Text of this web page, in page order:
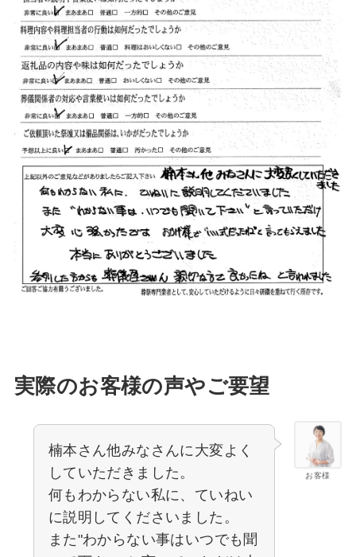
実際のお客様の声やご要望
お客様
楠本さん他みなさんに大変よく
していただきました。
何もわからない私に、ていねい
に説明してくださいました。
また"わからない事はいつでも聞